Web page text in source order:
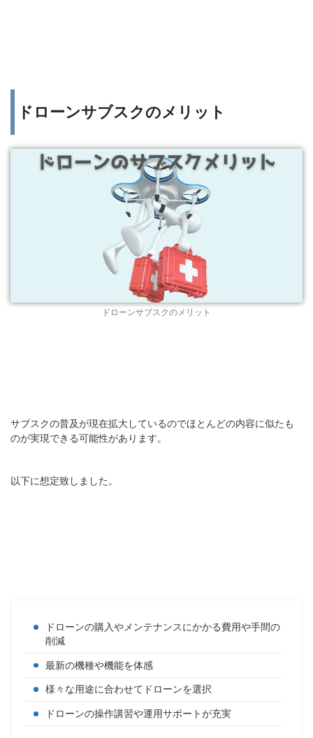
ドローンサブスクのメリット
ドローンサブスクのメリット
サブスクの普及が現在拡大しているのでほとんどの内容に似たも
のが実現できる可能性があります。
以下に想定致しました。
ドローンの購入やメンテナンスにかかる費用や手間の
削減
最新の機種や機能を体感
様々な用途に合わせてドローンを選択
ドローンの操作講習や運用サポートが充実